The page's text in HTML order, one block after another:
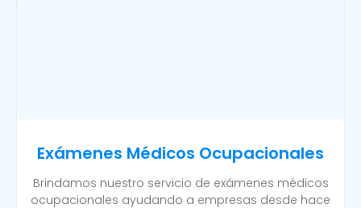
Exámenes Médicos Ocupacionales
Brindamos nuestro servicio de exámenes médicos
ocupacionales ayudando a empresas desde hace